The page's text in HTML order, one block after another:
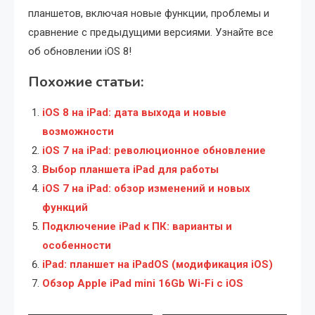
планшетов, включая новые функции, проблемы и
сравнение с предыдущими версиями. Узнайте все
об обновлении iOS 8!
Похожие статьи:
iOS 8 на iPad: дата выхода и новые
возможности
iOS 7 на iPad: революционное обновление
Выбор планшета iPad для работы
iOS 7 на iPad: обзор изменений и новых
функций
Подключение iPad к ПК: варианты и
особенности
iPad: планшет на iPadOS (модификация iOS)
Обзор Apple iPad mini 16Gb Wi-Fi с iOS